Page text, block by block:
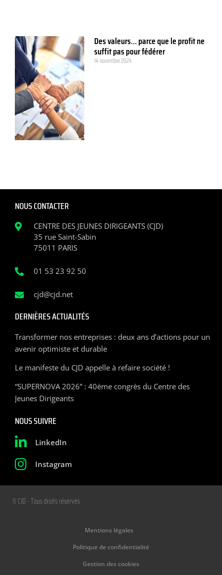
Des valeurs… parce que le profit ne
suffit pas pour fédérer
14 novembre 2024
NOUS CONTACTER
CENTRE DES JEUNES DIRIGEANTS (CJD)
35 rue Saint-Sabin
75011 PARIS
01 53 23 92 50
cjd@cjd.net
DERNIÈRES ACTUALITÉS
Transformer nos entreprises : deux ans d’actions pour un
avenir optimiste et durable
Le manifeste du CJD appelle à refaire société !
“SUPERNOVA 2026” : 40ème congrès du Centre des
Jeunes Dirigeants
NOUS SUIVRE
LinkedIn
Instagram
© CJD - Tous droits réservés
Mentions légales
Politique de confidentialité
Gestion des cookies